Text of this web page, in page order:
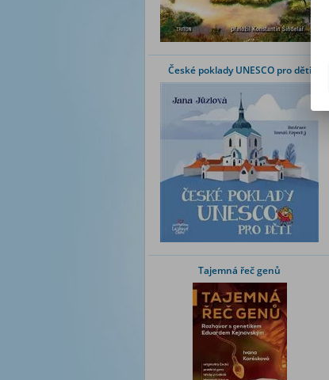
České poklady UNESCO pro děti
Tajemná řeč genů